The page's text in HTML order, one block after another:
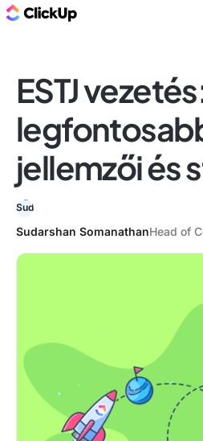
ESTJ
jellemzői és
Sudarshan SomanathanHead of